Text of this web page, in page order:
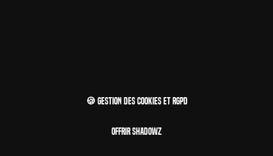
🍪 Gestion des cookies et RGPD
Offrir Shadowz